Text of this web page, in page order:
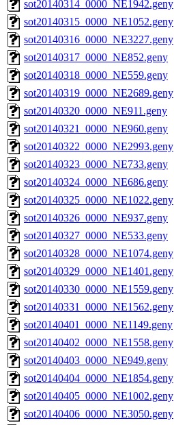
sot20140314_0000_NE1942.geny
sot20140315_0000_NE1052.geny
sot20140316_0000_NE3227.geny
sot20140317_0000_NE852.geny
sot20140318_0000_NE559.geny
sot20140319_0000_NE2689.geny
sot20140320_0000_NE911.geny
sot20140321_0000_NE960.geny
sot20140322_0000_NE2993.geny
sot20140323_0000_NE733.geny
sot20140324_0000_NE686.geny
sot20140325_0000_NE1022.geny
sot20140326_0000_NE937.geny
sot20140327_0000_NE533.geny
sot20140328_0000_NE1074.geny
sot20140329_0000_NE1401.geny
sot20140330_0000_NE1559.geny
sot20140331_0000_NE1562.geny
sot20140401_0000_NE1149.geny
sot20140402_0000_NE1558.geny
sot20140403_0000_NE949.geny
sot20140404_0000_NE1854.geny
sot20140405_0000_NE1002.geny
sot20140406_0000_NE3050.geny